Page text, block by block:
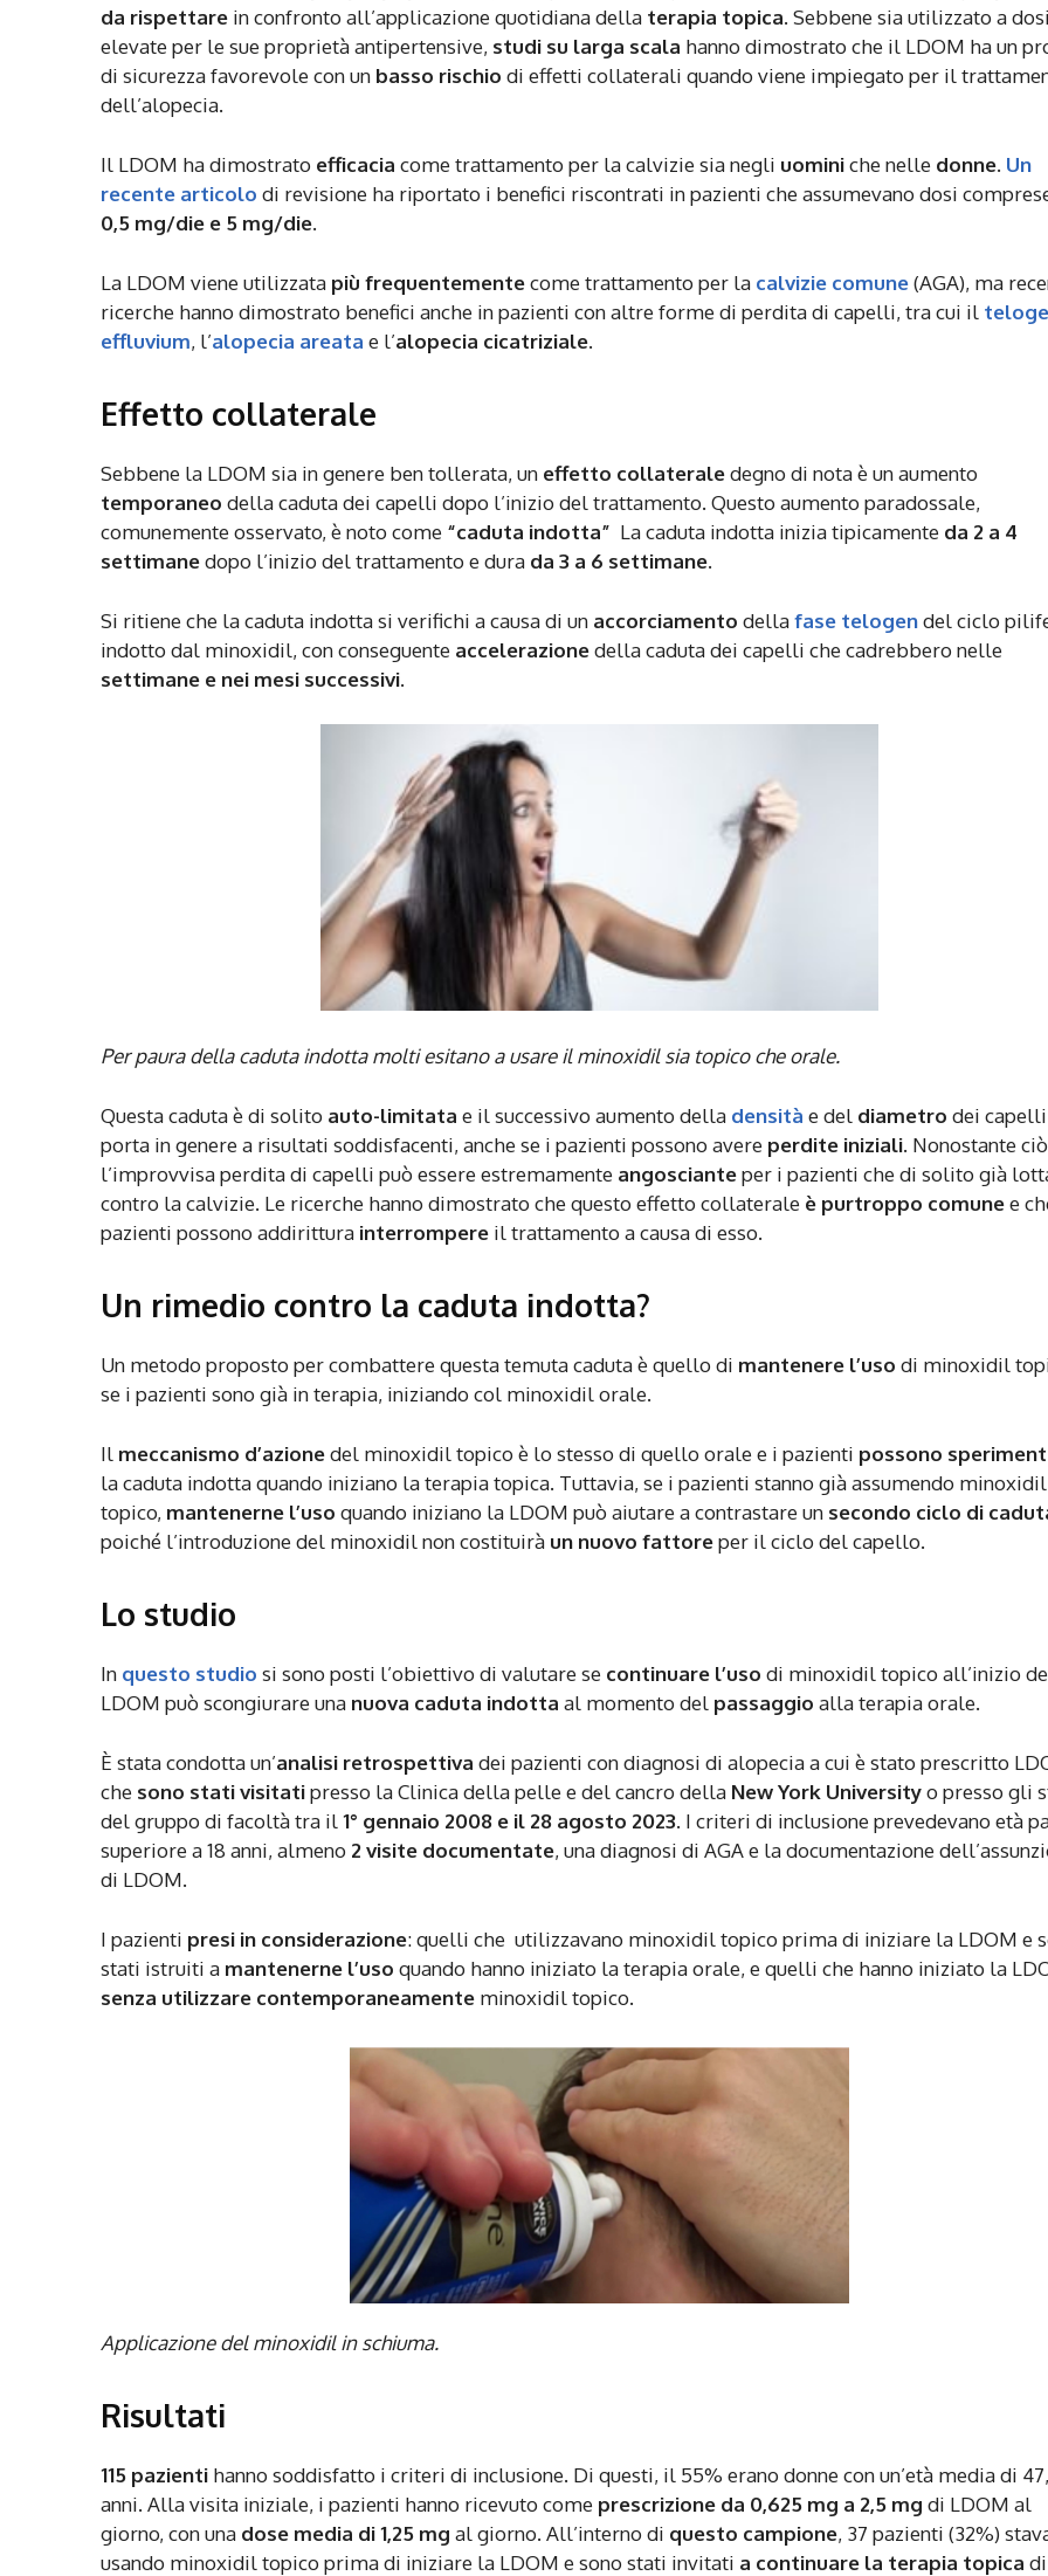
da rispettare in confronto all’applicazione quotidiana della terapia topica. Sebbene sia utilizzato a
elevate per le sue proprietà antipertensive, studi su larga scala hanno dimostrato che il LDOM ha un
di sicurezza favorevole con un basso rischio di effetti collaterali quando viene impiegato per il
dell’alopecia.
Il LDOM ha dimostrato efficacia come trattamento per la calvizie sia negli uominiche nelle donne. Un
recente articolo di revisione ha riportato i benefici riscontrati in pazienti che assumevano dosi
0,5 mg/die e 5 mg/die.
La LDOM viene utilizzata più frequentementecome trattamento per la calvizie comune(AGA), ma
ricerche hanno dimostrato benefici anche in pazienti con altre forme di perdita di capelli, tra cui il
effluvium, l’alopecia areata e l’alopecia cicatriziale.
Effetto collaterale
Sebbene la LDOM sia in genere ben tollerata, un effetto collateraledegno di nota è un aumento
temporaneo della caduta dei capelli dopo l’inizio del trattamento. Questo aumento paradossale,
comunemente osservato, è noto come “caduta indotta” La caduta indotta inizia tipicamente da 2 a 4
settimanedopo l’inizio del trattamento e dura da 3 a 6 settimane.
Si ritiene che la caduta indotta si verifichi a causa di un accorciamento dellafase telogendel ciclo
indotto dal minoxidil, con conseguente accelerazionedella caduta dei capelli che cadrebbero nelle
settimane e nei mesi successivi.
Per paura della caduta indotta molti esitano a usare il minoxidil sia topico che orale.
Questa caduta è di solito auto-limitata e il successivo aumento della densità e del diametro dei capelli
porta in genere a risultati soddisfacenti, anche se i pazienti possono avere perdite iniziali. Nonostante
l’improvvisa perdita di capelli può essere estremamente angoscianteper i pazienti che di solito già
contro la calvizie. Le ricerche hanno dimostrato che questo effetto collaterale è purtroppo comunee
pazienti possono addirittura interrompere il trattamento a causa di esso.
Un rimedio contro la caduta indotta?
Un metodo proposto per combattere questa temuta caduta è quello di mantenere l’uso di minoxidil
se i pazienti sono già in terapia, iniziando col minoxidil orale.
Il meccanismo d’azionedel minoxidil topico è lo stesso di quello orale e i pazienti possono
la caduta indotta quando iniziano la terapia topica. Tuttavia, se i pazienti stanno già assumendo minoxidil
topico, mantenerne l’uso quando iniziano la LDOM può aiutare a contrastare un secondo ciclo di
poiché l’introduzione del minoxidil non costituirà un nuovo fattoreper il ciclo del capello.
Lo studio
In questo studio si sono posti l’obiettivo di valutare se continuare l’uso di minoxidil topico all’inizio
LDOM può scongiurare una nuova caduta indotta al momento del passaggio alla terapia orale.
È stata condotta un’analisi retrospettiva dei pazienti con diagnosi di alopecia a cui è stato prescritto
che sono stati visitatipresso la Clinica della pelle e del cancro della New York Universityo presso gli
del gruppo di facoltà tra il1° gennaio 2008 e il 28 agosto 2023. I criteri di inclusione prevedevano età
superiore a 18 anni, almeno 2 visite documentate, una diagnosi di AGA e la documentazione
di LDOM.
I pazienti presi in considerazione: quelli che utilizzavano minoxidil topico prima di iniziare la LDOM e
stati istruiti a mantenerne l’uso quando hanno iniziato la terapia orale, e quelli che hanno iniziato la
senza utilizzare contemporaneamente minoxidil topico.
Applicazione del minoxidil in schiuma.
Risultati
115 pazienti hanno soddisfatto i criteri di inclusione. Di questi, il 55% erano donne con un’età media di
anni. Alla visita iniziale, i pazienti hanno ricevuto come prescrizione da 0,625 mg a 2,5 mg di LDOM al
giorno, con una dose media di 1,25 mg al giorno. All’interno di questo campione, 37 pazienti (32%)
usando minoxidil topico prima di iniziare la LDOM e sono stati invitati a continuare la terapia topica di